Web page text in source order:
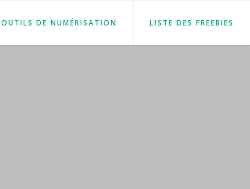
DE NUMÉRISATION LISTE DES FREEBIES